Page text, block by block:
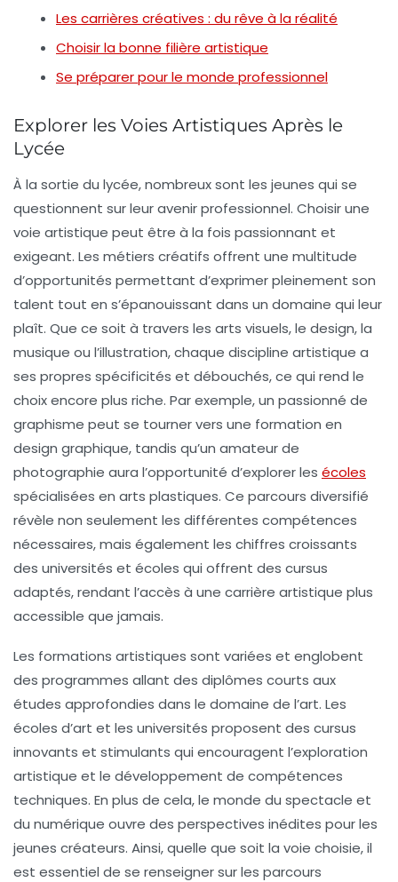
Les carrières créatives : du rêve à la réalité
Choisir la bonne filière artistique
Se préparer pour le monde professionnel
Explorer les Voies Artistiques Après le
Lycée
À la sortie du lycée, nombreux sont les jeunes qui se
questionnent sur leur avenir professionnel. Choisir une
voie artistique peut être à la fois passionnant et
exigeant. Les métiers créatifs offrent une multitude
d’opportunités permettant d’exprimer pleinement son
talent tout en s’épanouissant dans un domaine qui leur
plaît. Que ce soit à travers les arts visuels, le design, la
musique ou l’illustration, chaque discipline artistique a
ses propres spécificités et débouchés, ce qui rend le
choix encore plus riche. Par exemple, un passionné de
graphisme peut se tourner vers une formation en
design graphique, tandis qu’un amateur de
photographie aura l’opportunité d’explorer les écoles
spécialisées en arts plastiques. Ce parcours diversifié
révèle non seulement les différentes compétences
nécessaires, mais également les chiffres croissants
des universités et écoles qui offrent des cursus
adaptés, rendant l’accès à une carrière artistique plus
accessible que jamais.
Les formations artistiques sont variées et englobent
des programmes allant des diplômes courts aux
études approfondies dans le domaine de l’art. Les
écoles d’art et les universités proposent des cursus
innovants et stimulants qui encouragent l’exploration
artistique et le développement de compétences
techniques. En plus de cela, le monde du spectacle et
du numérique ouvre des perspectives inédites pour les
jeunes créateurs. Ainsi, quelle que soit la voie choisie, il
est essentiel de se renseigner sur les parcours